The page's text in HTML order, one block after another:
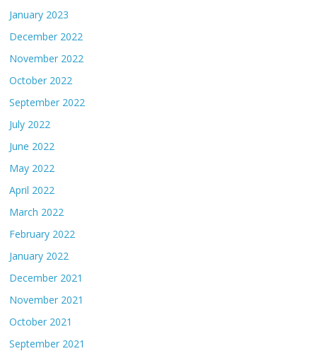
January 2023
December 2022
November 2022
October 2022
September 2022
July 2022
June 2022
May 2022
April 2022
March 2022
February 2022
January 2022
December 2021
November 2021
October 2021
September 2021